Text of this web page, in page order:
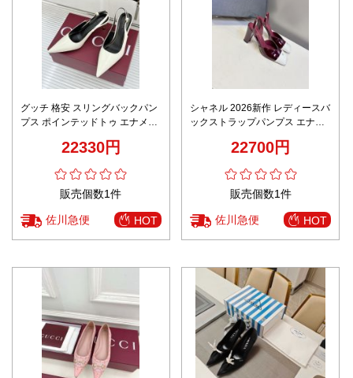
グッチ 格安 スリングバックパン
プス ポインテッドトゥ エナメル
22330円
販売個数1件
佐川急便 HOT
シャネル 2026新作 レディースバ
ックストラップパンプス エナメ
ィテール 安心サイト スーパーコ
22700円
販売個数1件
佐川急便 HOT